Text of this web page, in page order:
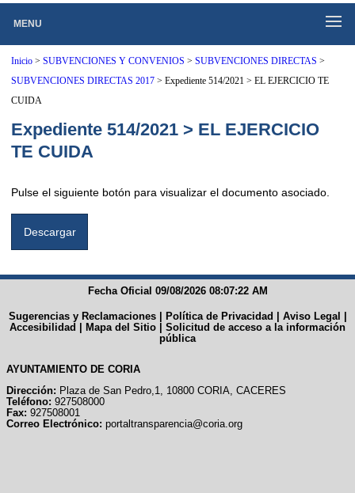
MENU
Inicio >SUBVENCIONES Y CONVENIOS >SUBVENCIONES DIRECTAS >
SUBVENCIONES DIRECTAS 2017 >Expediente 514/2021 > EL EJERCICIO TE
CUIDA
Expediente 514/2021 > EL EJERCICIO
TE CUIDA
Pulse el siguiente botón para visualizar el documento asociado.
Fecha Oficial 09/08/2026 08:07:22 AM
Sugerencias y Reclamaciones| Política de Privacidad | Aviso Legal |
Accesibilidad | Mapa del Sitio | Solicitud de acceso a la información
pública
AYUNTAMIENTO DE CORIA
Dirección: Plaza de San Pedro,1, 10800 CORIA, CACERES
Teléfono: 927508000
Fax: 927508001
Correo Electrónico: portaltransparencia@coria.org